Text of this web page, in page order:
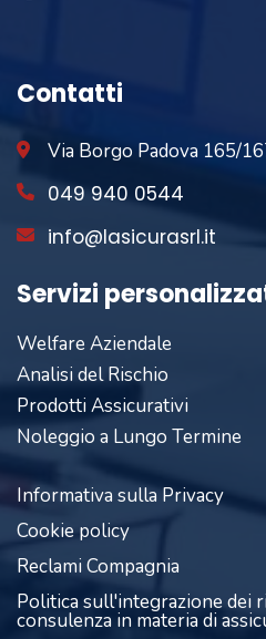
Contatti
Via Borgo Padova 165/
049 940 0544
info@lasicurasrl.it
Servizi
Welfare Aziendale
Analisi del Rischio
Prodotti Assicurativi
Noleggio a Lungo Termine
Informativa sulla Privacy
Cookie policy
Reclami Compagnia
Politica sull'integrazione dei
consulenza in materia di